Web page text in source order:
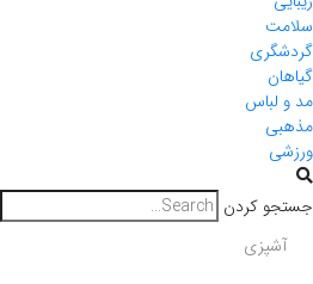
سلامت
گردشگری
گیاهان
مد و لباس
مذهبی
ورزشی
جستجو کردن
آشپزی